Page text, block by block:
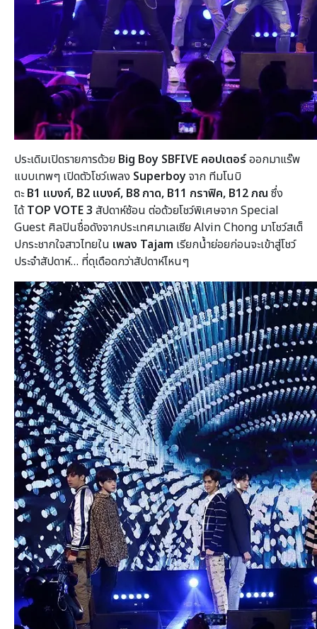
ประเดิมเปิดรายการด้วย Big Boy SBFIVE คอปเตอร์ออกมาแร๊พ
แบบเทพๆ เปิดตัวโชว์เพลง Superboyจาก ทีมโนบิ
ตะB1 แบงก์, B2 แบงค์, B8 กาด, B11 กราฟิค, B12ภณ ซึ่ง
ได้TOP VOTE3 สัปดาห์ซ้อน ต่อด้วยโชว์พิเศษจาก Special
Guest ศิลปินชื่อดังจากประเทศมาเลเซีย Alvin Chong มาโชว์สเต็
ปกระชากใจสาวไทยใน เพลง Tajam เรียกน้ำย่อยก่อนจะเข้าสู่โชว์
ประจำสัปดาห์… ที่ดุเดือดกว่าสัปดาห์ไหนๆ